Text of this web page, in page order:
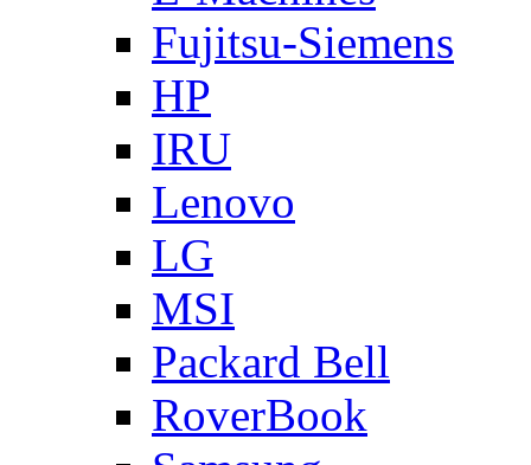
Fujitsu-Siemens
HP
IRU
Lenovo
LG
MSI
Packard Bell
RoverBook